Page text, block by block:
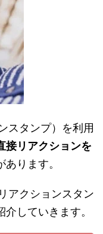
スタンプ）を利用
接リアクションを
あります。
アクションスタン
していきます。